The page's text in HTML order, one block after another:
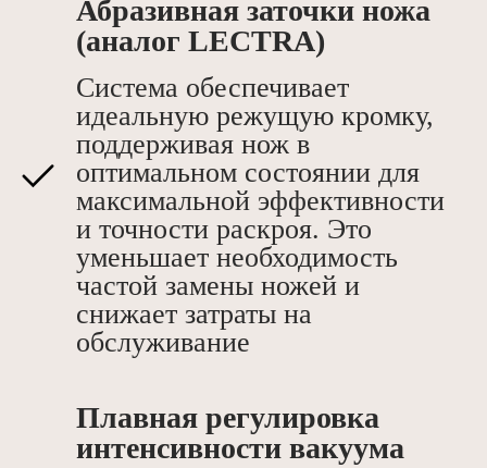
Абразивная заточки ножа
(аналог LECTRA)
Система обеспечивает
идеальную режущую кромку,
поддерживая нож в
оптимальном состоянии для
максимальной эффективности
и точности раскроя. Это
уменьшает необходимость
частой замены ножей и
снижает затраты на
обслуживание
Плавная регулировка
интенсивности вакуума